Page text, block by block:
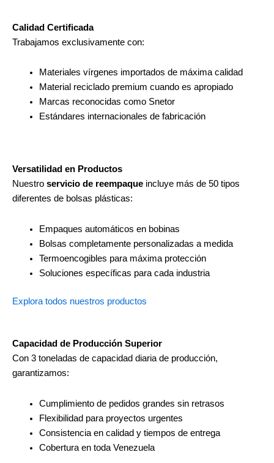
Calidad Certificada
Trabajamos exclusivamente con:
Materiales vírgenes importados de máxima calidad
Material reciclado premium cuando es apropiado
Marcas reconocidas como Snetor
Estándares internacionales de fabricación
Versatilidad en Productos
Nuestro servicio de reempaque incluye más de 50 tipos
diferentes de bolsas plásticas:
Empaques automáticos en bobinas
Bolsas completamente personalizadas a medida
Termoencogibles para máxima protección
Soluciones específicas para cada industria
Explora todos nuestros productos
Capacidad de Producción Superior
Con 3 toneladas de capacidad diaria de producción,
garantizamos:
Cumplimiento de pedidos grandes sin retrasos
Flexibilidad para proyectos urgentes
Consistencia en calidad y tiempos de entrega
Cobertura en toda Venezuela